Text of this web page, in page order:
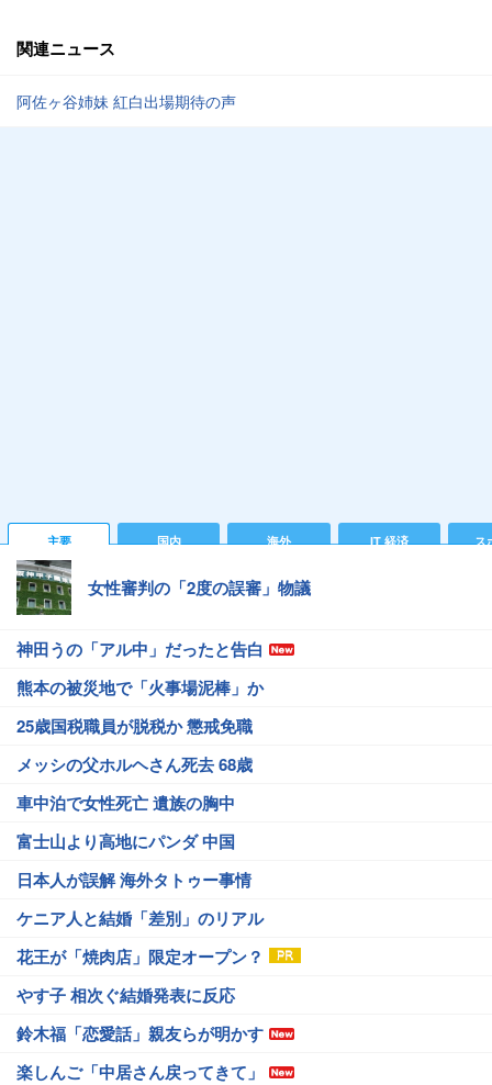
関連ニュース
阿佐ヶ谷姉妹 紅白出場期待の声
主要 国内 海外 IT 経済 ス
女性審判の「2度の誤審」物議
神田うの「アル中」だったと告白
熊本の被災地で「火事場泥棒」か
25歳国税職員が脱税か 懲戒免職
メッシの父ホルヘさん死去 68歳
車中泊で女性死亡 遺族の胸中
富士山より高地にパンダ 中国
日本人が誤解 海外タトゥー事情
ケニア人と結婚「差別」のリアル
花王が「焼肉店」限定オープン？
やす子 相次ぐ結婚発表に反応
鈴木福「恋愛話」親友らが明かす
楽しんご「中居さん戻ってきて」